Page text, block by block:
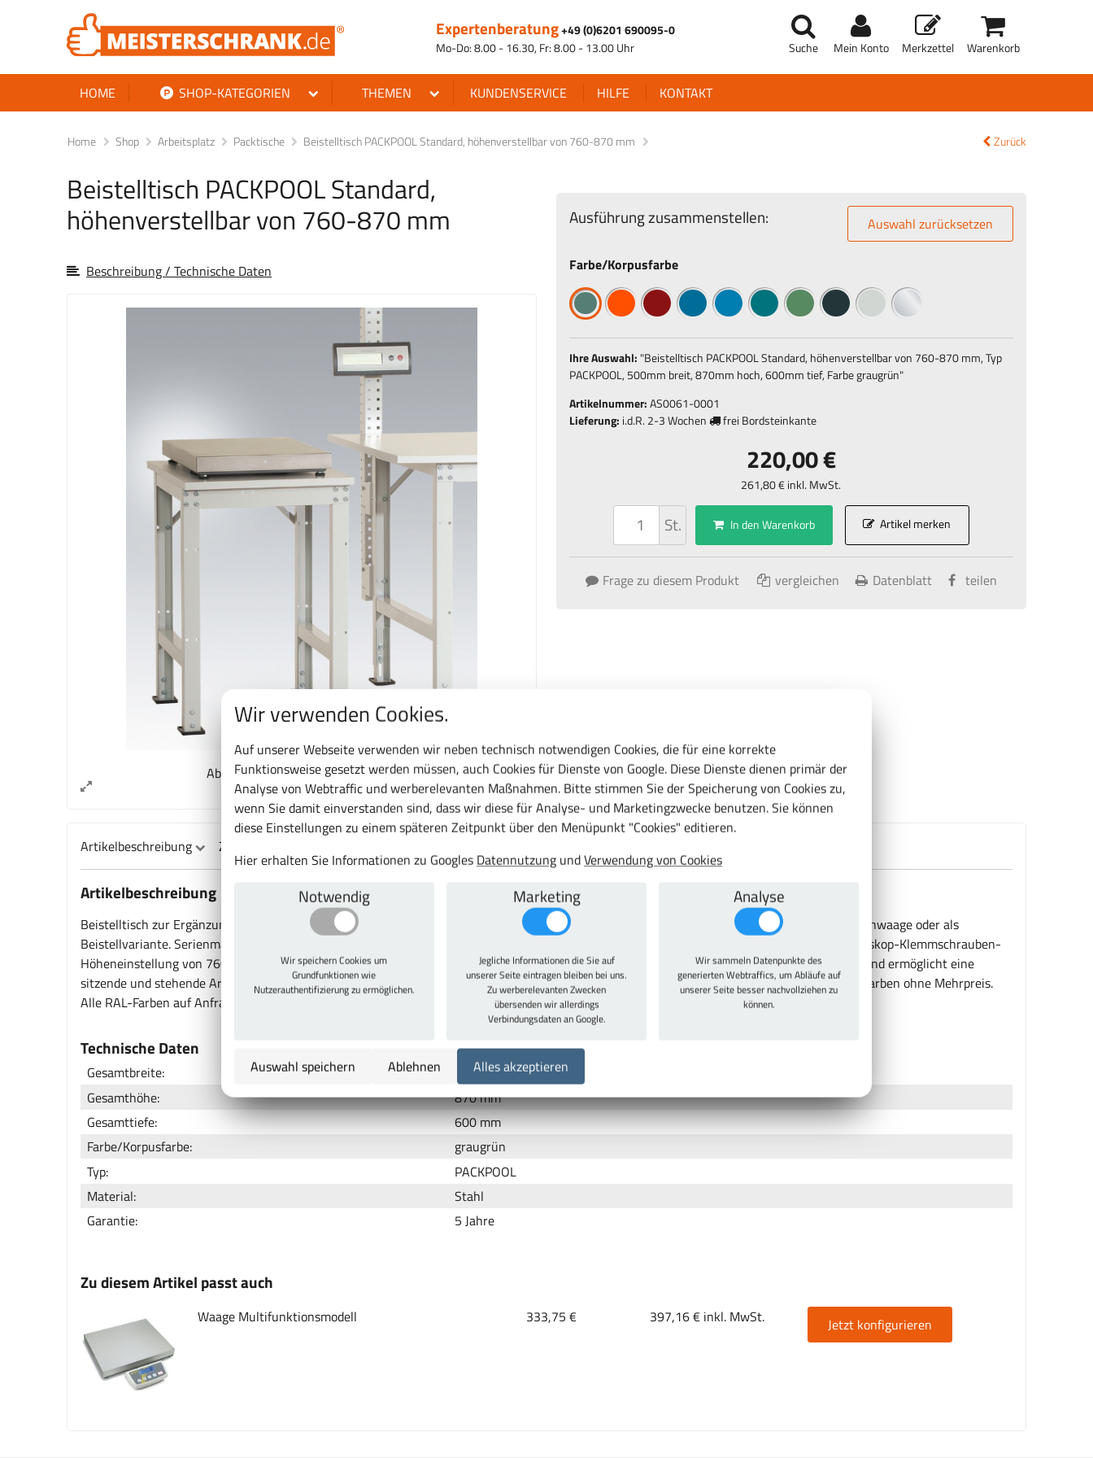
Expertenberatung+49 (0)6201 690095-0
Mo-Do: 8.00 - 16.30, Fr: 8.00 - 13.00 Uhr
Suche Mein Konto Merkzettel Warenkorb
HOME SHOP-KATEGORIEN THEMEN KUNDENSERVICE HILFE KONTAKT
Home Shop Arbeitsplatz Packtische Beistelltisch PACKPOOL Standard, höhenverstellbar von 760-870 mm Zurück
Beistelltisch PACKPOOL Standard,
höhenverstellbar von 760-870 mm
Beschreibung / Technische Daten
Abb. kann vom Original abweichen
Ausführung zusammenstellen: Auswahl zurücksetzen
Farbe/Korpusfarbe
Ihre Auswahl: "Beistelltisch PACKPOOL Standard, höhenverstellbar von 760-870 mm, Typ
PACKPOOL, 500mm breit, 870mm hoch, 600mm tief, Farbe graugrün"
Artikelnummer:AS0061-0001
Lieferung: i.d.R. 2-3 Wochen frei Bordsteinkante
220,00 €
261,80 € inkl. MwSt.
St. In den Warenkorb Artikel merken
Frage zu diesem Produkt vergleichen Datenblatt teilen
Artikelbeschreibung Zu diesem Artikel passt auch
Artikelbeschreibung
Beistelltisch zur Ergänzung des Packraums auf stabilen und langlebigen Stahlprofilrahmen 50 x 40 mm und stabile 60 mm Zargen, z.B. für Tischwaage oder als
Beistellvariante. Serienmäßig Melamintischplatte mit Umleimer, 22 mm stark, 6 mm Gummischuhe zur Schonung des Bodens. Stufenlose-Teleskop-Klemmschrauben-
Höheneinstellung von 760-870 mm inklusive Tischplattenstärke. Die Höheneinstellungsoption berücksichtigt unterschiedliche Arbeitshöhen und ermöglicht eine
sitzende und stehende Arbeitsausführung. Maximale Tragkraft jeweils bei gleichmäßig verteilter Last. Hochwertige Pulverbeschichtung in 10 Farben ohne Mehrpreis.
Alle RAL-Farben auf Anfrage. Farbe 9006 alusilber ähnlich RAL9006!
Technische Daten
Gesamtbreite:
500 mm
Gesamthöhe:
870 mm
Gesamttiefe:
600 mm
Farbe/Korpusfarbe:
graugrün
Typ:
PACKPOOL
Material:
Stahl
Garantie:
5 Jahre
Zu diesem Artikel passt auch
Waage Multifunktionsmodell 333,75 € 397,16 € inkl. MwSt. Jetzt konfigurieren
Wir verwenden Cookies.
Auf unserer Webseite verwenden wir neben technisch notwendigen Cookies, die für eine korrekte
Funktionsweise gesetzt werden müssen, auch Cookies für Dienste von Google. Diese Dienste dienen primär der
Analyse von Webtraffic und werberelevanten Maßnahmen. Bitte stimmen Sie der Speicherung von Cookies zu,
wenn Sie damit einverstanden sind, dass wir diese für Analyse- und Marketingzwecke benutzen. Sie können
diese Einstellungen zu einem späteren Zeitpunkt über den Menüpunkt "Cookies" editieren.
Hier erhalten Sie Informationen zu Googles Datennutzung undVerwendung von Cookies
Notwendig
Wir speichern Cookies um
Grundfunktionen wie
Nutzerauthentifizierung zu ermöglichen.
Marketing
Jegliche Informationen die Sie auf
unserer Seite eintragen bleiben bei uns.
Zu werberelevanten Zwecken
übersenden wir allerdings
Verbindungsdaten an Google.
Analyse
Wir sammeln Datenpunkte des
generierten Webtraffics, um Abläufe auf
unserer Seite besser nachvollziehen zu
können.
Auswahl speichern Ablehnen Alles akzeptieren